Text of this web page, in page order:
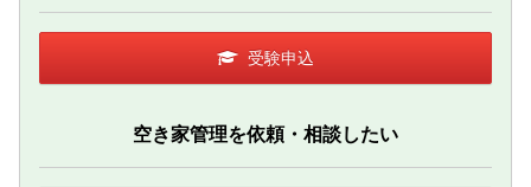
受験申込
空き家管理を依頼・相談したい